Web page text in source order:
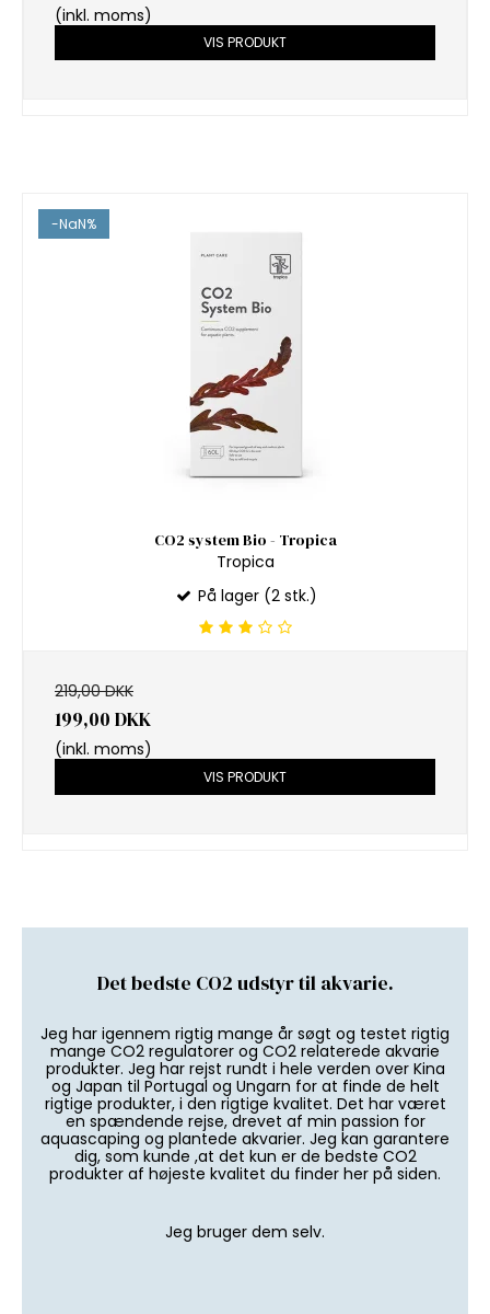
(inkl. moms)
VIS PRODUKT
-NaN%
CO2 system Bio - Tropica
Tropica
På lager (2 stk.)
219,00 DKK
199,00 DKK
(inkl. moms)
VIS PRODUKT
Det bedste CO2 udstyr til akvarie.
Jeg har igennem rigtig mange år søgt og testet rigtig
mange CO2 regulatorer og CO2 relaterede akvarie
produkter. Jeg har rejst rundt i hele verden over Kina
og Japan til Portugal og Ungarn for at finde de helt
rigtige produkter, i den rigtige kvalitet. Det har været
en spændende rejse, drevet af min passion for
aquascaping og plantede akvarier. Jeg kan garantere
dig, som kunde ,at det kun er de bedste CO2
produkter af højeste kvalitet du finder her på siden.
Jeg bruger dem selv.